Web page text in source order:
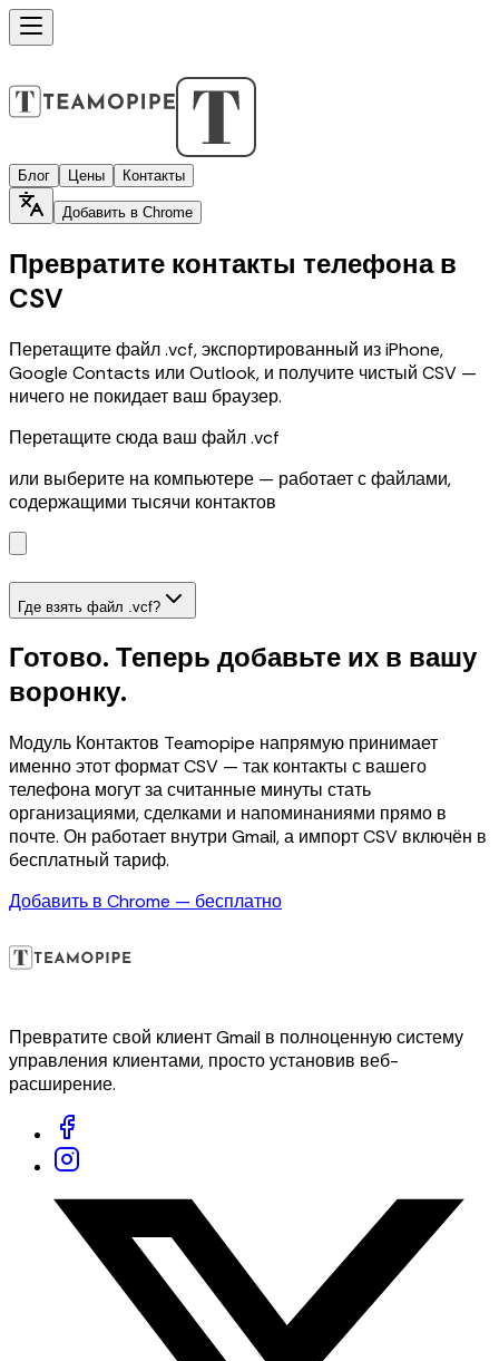
Блог Цены Контакты
Добавить в Chrome
Превратите контакты телефона в
CSV
Перетащите файл .vcf, экспортированный из iPhone,
Google Contacts или Outlook, и получите чистый CSV —
ничего не покидает ваш браузер.
Перетащите сюда ваш файл .vcf
или выберите на компьютере — работает с файлами,
содержащими тысячи контактов
Где взять файл .vcf?
Готово. Теперь добавьте их в вашу
воронку.
Модуль Контактов Teamopipe напрямую принимает
именно этот формат CSV — так контакты с вашего
телефона могут за считанные минуты стать
организациями, сделками и напоминаниями прямо в
почте. Он работает внутри Gmail, а импорт CSV включён в
бесплатный тариф.
Добавить в Chrome — бесплатно
Превратите свой клиент Gmail в полноценную систему
управления клиентами, просто установив веб-
расширение.